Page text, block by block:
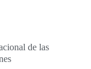
de las